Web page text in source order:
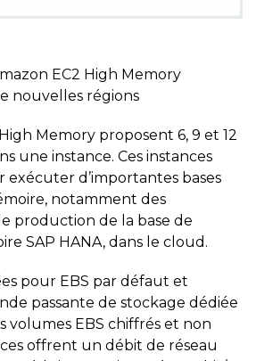
EC2 High Memory
nouvelles régions
Memory proposent 6, 9 et 12
une instance. Ces instances
d’importantes bases
notamment des
production de la base de
SAP HANA, dans le cloud.
pour EBS par défaut et
passante de stockage dédiée
volumes EBS chiffrés et non
offrent un débit de réseau